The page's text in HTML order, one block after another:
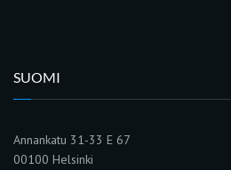
SUOMI
Annankatu 31-33 E 67
00100 Helsinki